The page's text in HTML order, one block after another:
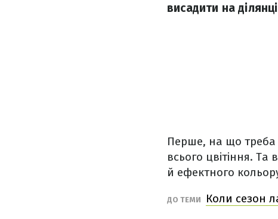
висадити на
Перше, на що треба
всього цвітіння.
й ефектного
ДО ТЕМИ Коли сезон